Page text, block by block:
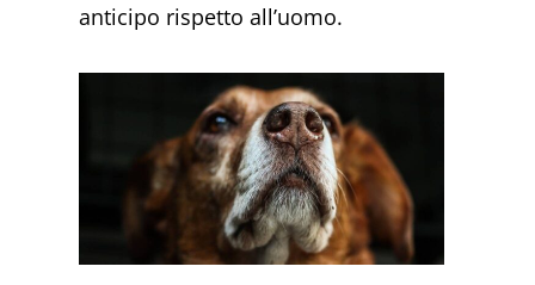
anticipo rispetto all’uomo.